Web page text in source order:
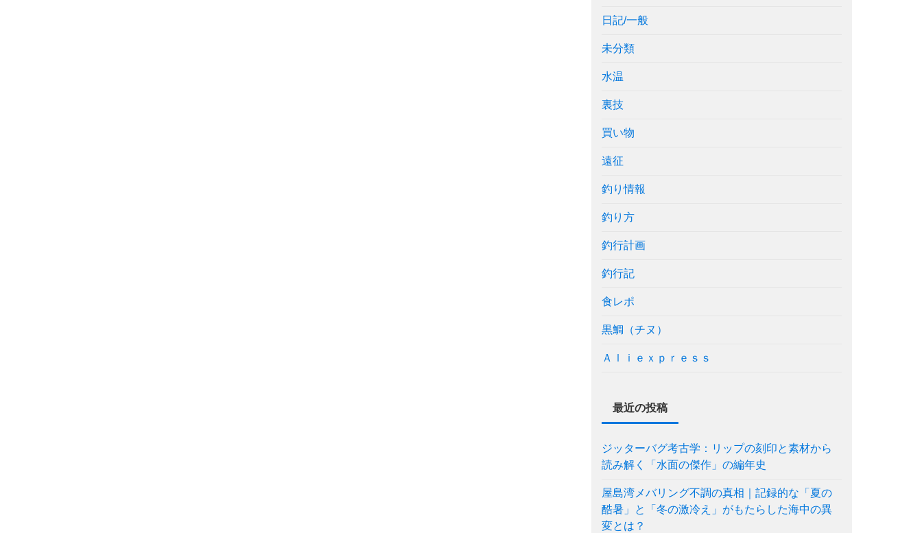
日記/一般
未分類
水温
裏技
買い物
遠征
釣り情報
釣り方
釣行計画
釣行記
食レポ
黒鯛（チヌ）
Ａｌｉｅｘｐｒｅｓｓ
最近の投稿
ジッターバグ考古学：リップの刻印と素材から
読み解く「水面の傑作」の編年史
屋島湾メバリング不調の真相｜記録的な「夏の
酷暑」と「冬の激冷え」がもたらした海中の異
変とは？